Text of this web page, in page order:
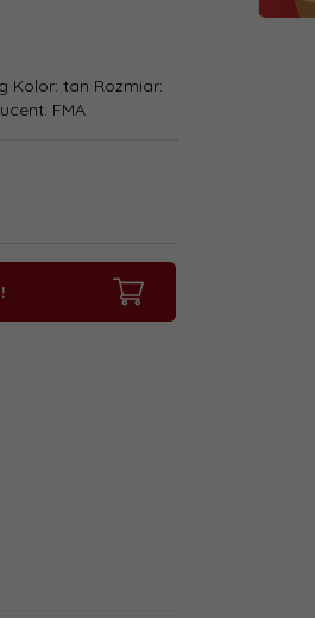
Kolor: tan Rozmiar:
FMA